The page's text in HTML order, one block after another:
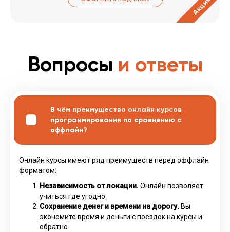
Акция
Вопросы и ответы
В чём преимущество онлайн курсов
программирования по сравнению с
оффлайн?
Онлайн курсы имеют ряд преимуществ перед оффлайн
форматом:
Независимость от локации. Онлайн позволяет
учиться где угодно.
Сохранение денег и времени на дорогу. Вы
экономите время и деньги с поездок на курсы и
обратно.